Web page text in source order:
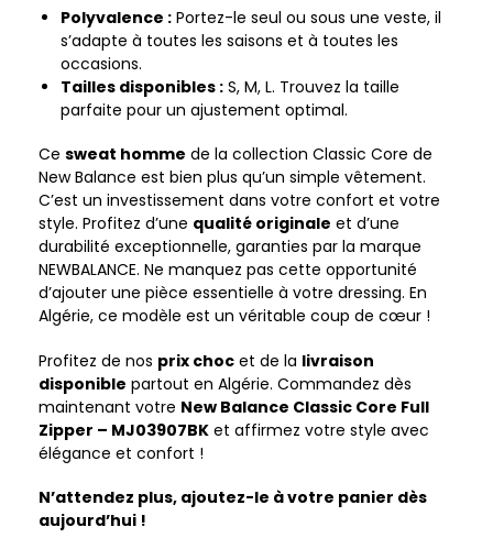
Polyvalence : Portez-le seul ou sous une veste, il
s’adapte à toutes les saisons et à toutes les
occasions.
Tailles disponibles : S, M, L. Trouvez la taille
parfaite pour un ajustement optimal.
Ce sweat homme de la collection Classic Core de
New Balance est bien plus qu’un simple vêtement.
C’est un investissement dans votre confort et votre
style. Profitez d’une qualité originale et d’une
durabilité exceptionnelle, garanties par la marque
NEWBALANCE. Ne manquez pas cette opportunité
d’ajouter une pièce essentielle à votre dressing. En
Algérie, ce modèle est un véritable coup de cœur !
Profitez de nos prix choc et de la livraison
disponible partout en Algérie. Commandez dès
maintenant votre New Balance Classic Core Full
Zipper – MJ03907BK et affirmez votre style avec
élégance et confort !
N’attendez plus, ajoutez-le à votre panier dès
aujourd’hui !